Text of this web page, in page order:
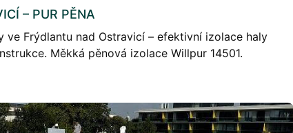
– PUR PĚNA
ve Frýdlantu nad Ostravicí – efektivní izolace haly
Měkká pěnová izolace Willpur 14501.